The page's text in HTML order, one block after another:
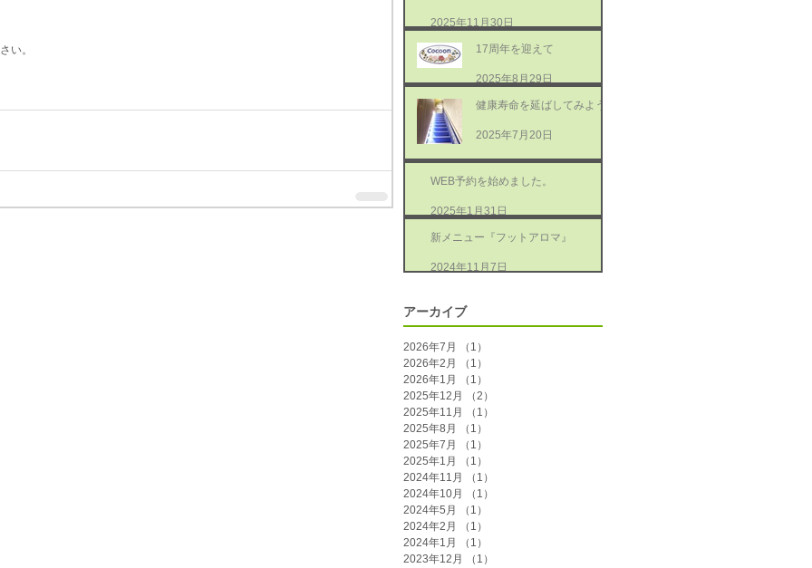
い。
2025年11月30日
17周年を迎えて
2025年8月29日
健康寿命を延ばしてみよう
2025年7月20日
WEB予約を始めました。
2025年1月31日
新メニュー『フットアロマ』
2024年11月7日
アーカイブ
2026年7月 （1）
2026年2月
（1）
2026年1月
（1）
2025年12月
（2）
2025年11月
（1）
2025年8月
（1）
2025年7月
（1）
2025年1月
（1）
2024年11月
（1）
2024年10月
（1）
2024年5月
（1）
2024年2月
（1）
2024年1月
（1）
2023年12月
（1）